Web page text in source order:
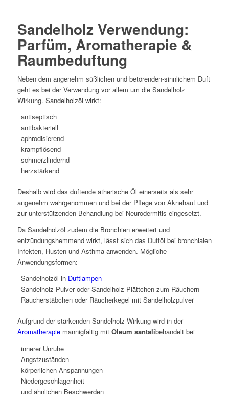
Sandelholz Verwendung:
Parfüm, Aromatherapie &
Raumbeduftung
Neben dem angenehm süßlichen und betörenden-sinnlichem Duft
geht es bei der Verwendung vor allem um die Sandelholz
Wirkung. Sandelholzöl wirkt:
antiseptisch
antibakteriell
aphrodisierend
krampflösend
schmerzlindernd
herzstärkend
Deshalb wird das duftende ätherische Öl einerseits als sehr
angenehm wahrgenommen und bei der Pflege von Aknehaut und
zur unterstützenden Behandlung bei Neurodermitis eingesetzt.
Da Sandelholzöl zudem die Bronchien erweitert und
entzündungshemmend wirkt, lässt sich das Duftöl bei bronchialen
Infekten, Husten und Asthma anwenden. Mögliche
Anwendungsformen:
Sandelholzöl in Duftlampen
Sandelholz Pulver oder Sandelholz Plättchen zum Räuchern
Räucherstäbchen oder Räucherkegel mit Sandelholzpulver
Aufgrund der stärkenden Sandelholz Wirkung wird in der
Aromatherapiemannigfaltig mit Oleum santalibehandelt bei
innerer Unruhe
Angstzuständen
körperlichen Anspannungen
Niedergeschlagenheit
und ähnlichen Beschwerden